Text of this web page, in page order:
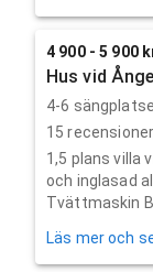
4 900 - 5 900
Hus vid
4-6
15
1,5 plans villa
och inglasad
Tvättmaskin
Läs mer och